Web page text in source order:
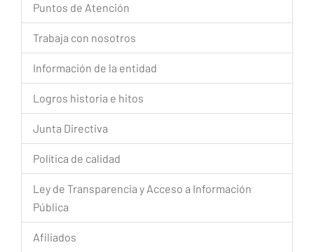
Puntos de Atención
Trabaja con nosotros
Información de la entidad
Logros historia e hitos
Junta Directiva
Política de calidad
Ley de Transparencia y Acceso a Información
Pública
Afiliados